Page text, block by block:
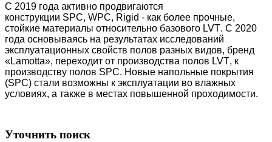
С 2019 года активно продвигаются
конструкции SPC, WPC, Rigid - как более прочные,
стойкие материалы относительно базового LVT. С 2020
года основываясь на результатах исследований
эксплуатационных свойств полов разных видов, бренд
«Lamotta», переходит от производства полов LVT, к
производству полов SPC. Новые напольные покрытия
(SPC) стали возможны к эксплуатации во влажных
условиях, а также в местах повышенной проходимости.
Уточнить поиск